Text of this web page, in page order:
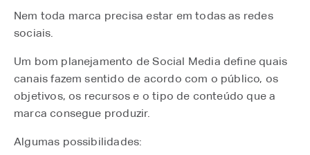
Nem toda marca precisa estar em todas as redes
sociais.
Um bom planejamento de Social Media define quais
canais fazem sentido de acordo com o público, os
objetivos, os recursos e o tipo de conteúdo que a
marca consegue produzir.
Algumas possibilidades: